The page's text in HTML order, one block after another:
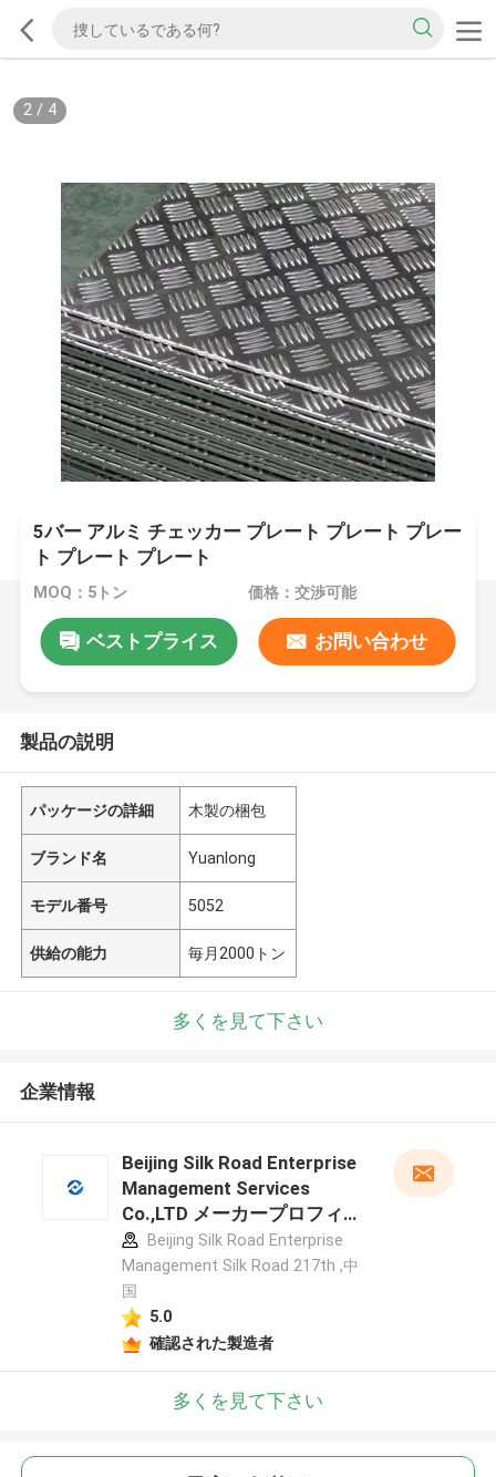
2/ 4
5バー アルミ チェッカー プレート プレート プレー
ト プレート プレート
MOQ：5トン 価格：交渉可能
ベストプライス お問い合わせ
製品の説明
パッケージの詳細 木製の梱包
ブランド名 Yuanlong
モデル番号 5052
供給の能力 毎月2000トン
多くを見て下さい
企業情報
Beijing Silk Road Enterprise
Management Services
Co.,LTD メーカープロフィー
ル
Beijing Silk Road Enterprise
Management Silk Road 217th ,中
国
5.0
確認された製造者
多くを見て下さい